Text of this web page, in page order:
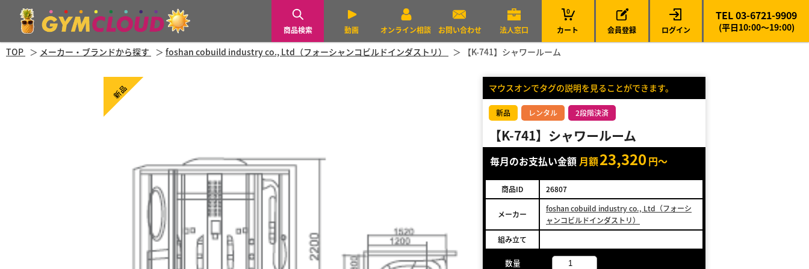
商品検索 動画 オンライン相談 お問い合わせ 法人窓口 カート
0
会員登録 ログイン
TEL 03-6721-9909
(平日10:00～19:00)
TOP メーカー・ブランドから探す foshan cobuild industry co., Ltd（フォーシャンコビルドインダストリ） 【K-741】シャワールーム
新品 マウスオンでタグの説明を見ることができます。
新品 レンタル 2段階決済
【K-741】シャワールーム
毎月のお支払い金額 月額23,320 円～
商品ID 26807
メーカー
foshan cobuild industry co., Ltd（フォーシ
ャンコビルドインダストリ）
組み立て
数量